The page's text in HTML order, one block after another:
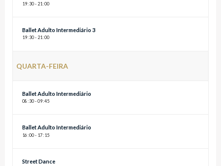
19:30 - 21:00
Ballet Adulto Intermediário 3
19:30 - 21:00
QUARTA-FEIRA
Ballet Adulto Intermediário
08:30 - 09:45
Ballet Adulto Intermediário
16:00 - 17:15
Street Dance